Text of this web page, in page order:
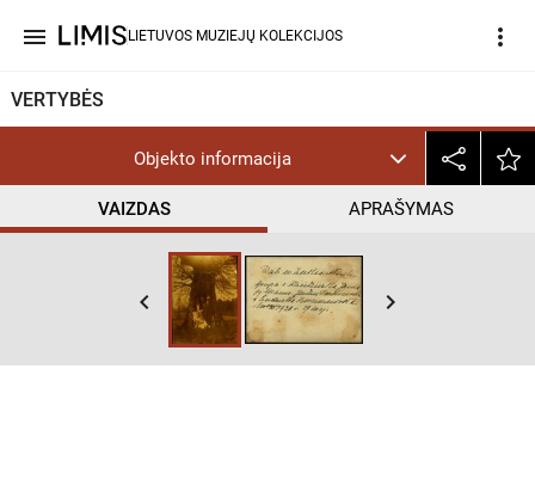
menu LIETUVOS MUZIEJŲ KOLEKCIJOS more_vert
VERTYBĖS
Objekto informacija
VAIZDAS APRAŠYMAS
keyboard_arrow_left keyboard_arrow_right